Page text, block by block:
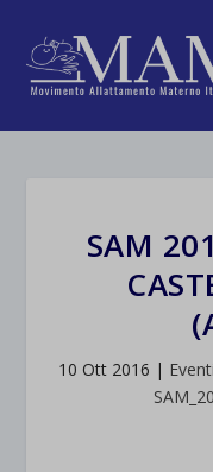
SAM
10 Ott 2016 |